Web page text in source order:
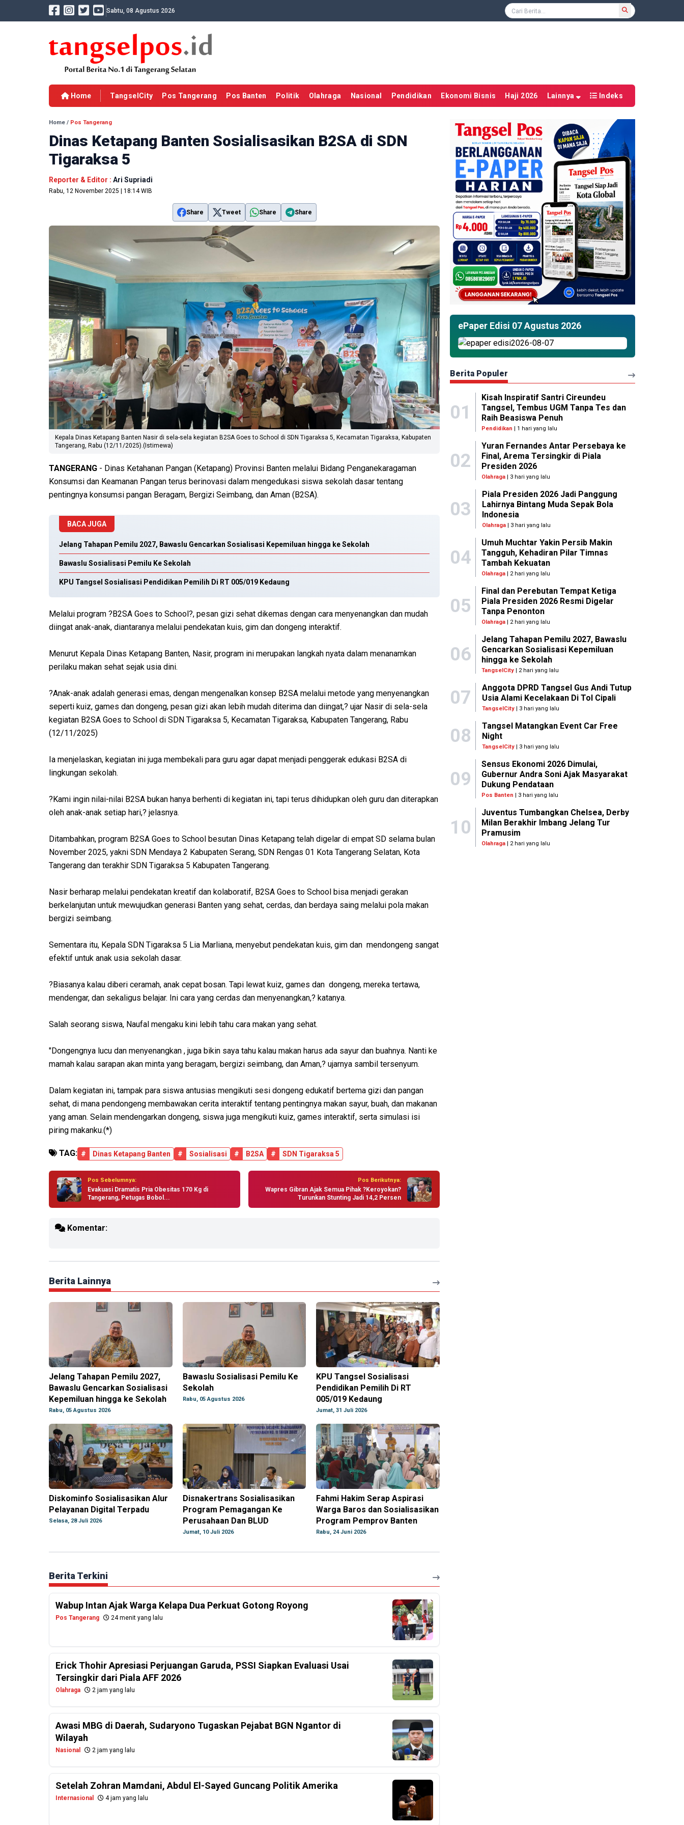
Sabtu, 08 Agustus 2026
Home TangselCity Pos Tangerang Pos Banten Politik Olahraga Nasional Pendidikan Ekonomi Bisnis Haji 2026 Lainnya Indeks
Home / Pos Tangerang
Dinas Ketapang Banten Sosialisasikan B2SA di SDN
Tigaraksa 5
Reporter & Editor : Ari Supriadi
Rabu, 12 November 2025 | 18:14 WIB
Share Tweet Share Share
Kepala Dinas Ketapang Banten Nasir di sela-sela kegiatan B2SA Goes to School di SDN Tigaraksa 5, Kecamatan Tigaraksa, Kabupaten
Tangerang, Rabu (12/11/2025).(Istimewa)
TANGERANG - Dinas Ketahanan Pangan (Ketapang) Provinsi Banten melalui Bidang Penganekaragaman
Konsumsi dan Keamanan Pangan terus berinovasi dalam mengedukasi siswa sekolah dasar tentang
pentingnya konsumsi pangan Beragam, Bergizi Seimbang, dan Aman (B2SA).
BACA JUGA
Jelang Tahapan Pemilu 2027, Bawaslu Gencarkan Sosialisasi Kepemiluan hingga ke Sekolah
Bawaslu Sosialisasi Pemilu Ke Sekolah
KPU Tangsel Sosialisasi Pendidikan Pemilih Di RT 005/019 Kedaung
Melalui program ?B2SA Goes to School?, pesan gizi sehat dikemas dengan cara menyenangkan dan mudah
diingat anak-anak, diantaranya melalui pendekatan kuis, gim dan dongeng interaktif.
Menurut Kepala Dinas Ketapang Banten, Nasir, program ini merupakan langkah nyata dalam menanamkan
perilaku makan sehat sejak usia dini.
?Anak-anak adalah generasi emas, dengan mengenalkan konsep B2SA melalui metode yang menyenangkan
seperti kuiz, games dan dongeng, pesan gizi akan lebih mudah diterima dan diingat,? ujar Nasir di sela-sela
kegiatan B2SA Goes to School di SDN Tigaraksa 5, Kecamatan Tigaraksa, Kabupaten Tangerang, Rabu
(12/11/2025)
Ia menjelaskan, kegiatan ini juga membekali para guru agar dapat menjadi penggerak edukasi B2SA di
lingkungan sekolah.
?Kami ingin nilai-nilai B2SA bukan hanya berhenti di kegiatan ini, tapi terus dihidupkan oleh guru dan diterapkan
oleh anak-anak setiap hari,? jelasnya.
Ditambahkan, program B2SA Goes to School besutan Dinas Ketapang telah digelar di empat SD selama bulan
November 2025, yakni SDN Mendaya 2 Kabupaten Serang, SDN Rengas 01 Kota Tangerang Selatan, Kota
Tangerang dan terakhir SDN Tigaraksa 5 Kabupaten Tangerang.
Nasir berharap melalui pendekatan kreatif dan kolaboratif, B2SA Goes to School bisa menjadi gerakan
berkelanjutan untuk mewujudkan generasi Banten yang sehat, cerdas, dan berdaya saing melalui pola makan
bergizi seimbang.
Sementara itu, Kepala SDN Tigaraksa 5 Lia Marliana, menyebut pendekatan kuis, gim dan mendongeng sangat
efektif untuk anak usia sekolah dasar.
?Biasanya kalau diberi ceramah, anak cepat bosan. Tapi lewat kuiz, games dan dongeng, mereka tertawa,
mendengar, dan sekaligus belajar. Ini cara yang cerdas dan menyenangkan,? katanya.
Salah seorang siswa, Naufal mengaku kini lebih tahu cara makan yang sehat.
"Dongengnya lucu dan menyenangkan , juga bikin saya tahu kalau makan harus ada sayur dan buahnya. Nanti ke
mamah kalau sarapan akan minta yang beragam, bergizi seimbang, dan Aman,? ujarnya sambil tersenyum.
Dalam kegiatan ini, tampak para siswa antusias mengikuti sesi dongeng edukatif bertema gizi dan pangan
sehat, di mana pendongeng membawakan cerita interaktif tentang pentingnya makan sayur, buah, dan makanan
yang aman. Selain mendengarkan dongeng, siswa juga mengikuti kuiz, games interaktif, serta simulasi isi
piring makanku.(*)
TAG: # Dinas Ketapang Banten # Sosialisasi # B2SA # SDN Tigaraksa 5
Pos Sebelumnya:
Evakuasi Dramatis Pria Obesitas 170 Kg di
Tangerang, Petugas Bobol...
Pos Berikutnya:
Wapres Gibran Ajak Semua Pihak ?Keroyokan?
Turunkan Stunting Jadi 14,2 Persen
Komentar:
Berita Lainnya
Jelang Tahapan Pemilu 2027,
Bawaslu Gencarkan Sosialisasi
Kepemiluan hingga ke Sekolah
Rabu, 05 Agustus 2026
Bawaslu Sosialisasi Pemilu Ke
Sekolah
Rabu, 05 Agustus 2026
KPU Tangsel Sosialisasi
Pendidikan Pemilih Di RT
005/019 Kedaung
Jumat, 31 Juli 2026
Diskominfo Sosialisasikan Alur
Pelayanan Digital Terpadu
Selasa, 28 Juli 2026
Disnakertrans Sosialisasikan
Program Pemagangan Ke
Perusahaan Dan BLUD
Jumat, 10 Juli 2026
Fahmi Hakim Serap Aspirasi
Warga Baros dan Sosialisasikan
Program Pemprov Banten
Rabu, 24 Juni 2026
Berita Terkini
Wabup Intan Ajak Warga Kelapa Dua Perkuat Gotong Royong
Pos Tangerang 24 menit yang lalu
Erick Thohir Apresiasi Perjuangan Garuda, PSSI Siapkan Evaluasi Usai
Tersingkir dari Piala AFF 2026
Olahraga 2 jam yang lalu
Awasi MBG di Daerah, Sudaryono Tugaskan Pejabat BGN Ngantor di
Wilayah
Nasional 2 jam yang lalu
Setelah Zohran Mamdani, Abdul El-Sayed Guncang Politik Amerika
Internasional 4 jam yang lalu
ePaper Edisi 07 Agustus 2026
Berita Populer
01
Kisah Inspiratif Santri Cireundeu
Tangsel, Tembus UGM Tanpa Tes dan
Raih Beasiswa Penuh
Pendidikan | 1 hari yang lalu
02
Yuran Fernandes Antar Persebaya ke
Final, Arema Tersingkir di Piala
Presiden 2026
Olahraga | 3 hari yang lalu
03
Piala Presiden 2026 Jadi Panggung
Lahirnya Bintang Muda Sepak Bola
Indonesia
Olahraga| 3 hari yang lalu
04
Umuh Muchtar Yakin Persib Makin
Tangguh, Kehadiran Pilar Timnas
Tambah Kekuatan
Olahraga | 2 hari yang lalu
05
Final dan Perebutan Tempat Ketiga
Piala Presiden 2026 Resmi Digelar
Tanpa Penonton
Olahraga | 2 hari yang lalu
06
Jelang Tahapan Pemilu 2027, Bawaslu
Gencarkan Sosialisasi Kepemiluan
hingga ke Sekolah
TangselCity | 2 hari yang lalu
07
Anggota DPRD Tangsel Gus Andi Tutup
Usia Alami Kecelakaan Di Tol Cipali
TangselCity| 3 hari yang lalu
08
Tangsel Matangkan Event Car Free
Night
TangselCity| 3 hari yang lalu
09
Sensus Ekonomi 2026 Dimulai,
Gubernur Andra Soni Ajak Masyarakat
Dukung Pendataan
Pos Banten | 3 hari yang lalu
10
Juventus Tumbangkan Chelsea, Derby
Milan Berakhir Imbang Jelang Tur
Pramusim
Olahraga | 2 hari yang lalu